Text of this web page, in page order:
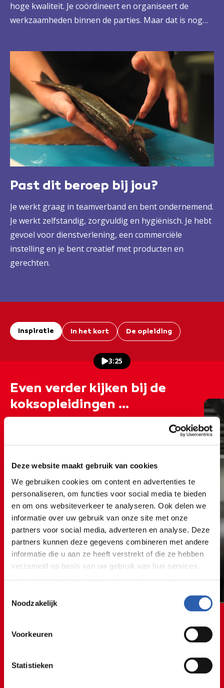
Deze website maakt gebruik van cookies
We gebruiken cookies om content en advertenties te
personaliseren, om functies voor social media te bieden
en om ons websiteverkeer te analyseren. Ook delen we
informatie over uw gebruik van onze site met onze
partners voor social media, adverteren en analyse. Deze
partners kunnen deze gegevens combineren met andere
informatie die u aan ze heeft verstrekt of die ze hebben
verzameld op basis van uw gebruik van hun services.
We werken samen met
die uw gegevens
Noodzakelijk
Voorkeuren
Statistieken
hoge kwaliteit. Je coördineert en organiseert de
werkzaamheden binnen de parties. Maar dat is nog
samen. Je werkt op hoog niveau.
Past dit beroep bij jou?
Je werkt graag in teamverband en bent ondernemend.
Je werkt zelfstandig, zorgvuldig en hygiënisch. Je hebt
gevoel voor dienstverlening, een commerciële
instelling en je bent creatief met producten en
gerechten.
Inspiratie In het kort De opleiding
3:25
Even verder kijken bij de
koksopleidingen ...